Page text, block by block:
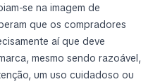
se na imagem de
que os compradores
aí que deve
mesmo sendo razoável,
um uso cuidadoso ou